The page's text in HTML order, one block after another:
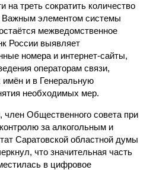
на треть сократить количество
Важным элементом системы
межведомственное
России выявляет
номера и интернет-сайты,
операторам связи,
имён и в Генеральную
необходимых мер.
член Общественного совета при
за алкогольным и
Саратовской областной думы
что значительная часть
в цифровое